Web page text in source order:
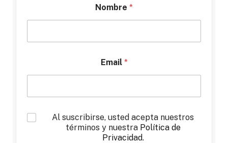
Nombre *
Email *
*
Al suscribirse, usted acepta nuestros
términos y nuestra Política de
Privacidad.